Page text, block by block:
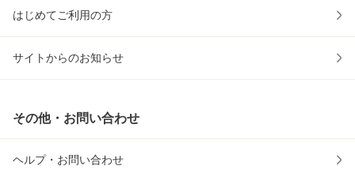
はじめてご利用の方
サイトからのお知らせ
その他・お問い合わせ
ヘルプ・お問い合わせ